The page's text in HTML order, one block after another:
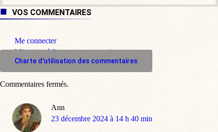
VOS COMMENTAIRES
Me connecter
M'inscrire à l'espace commentaire
Charte d'utilisation des commentaires
Ann
dit
23 décembre 2024 à 14 h 40 min
Commentaires fermés.